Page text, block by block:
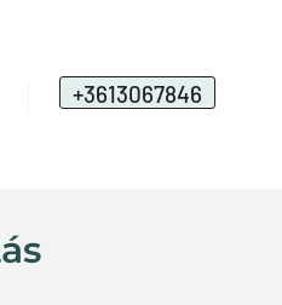
+3613067846